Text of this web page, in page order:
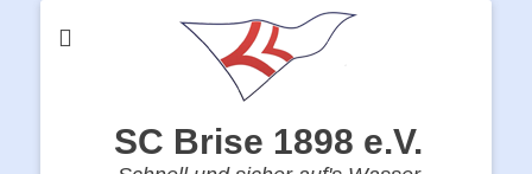
SC Brise 1898 e.V.